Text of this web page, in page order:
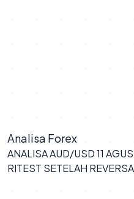
Analisa Forex
ANALISA AUD/USD 11
RITEST SETELAH